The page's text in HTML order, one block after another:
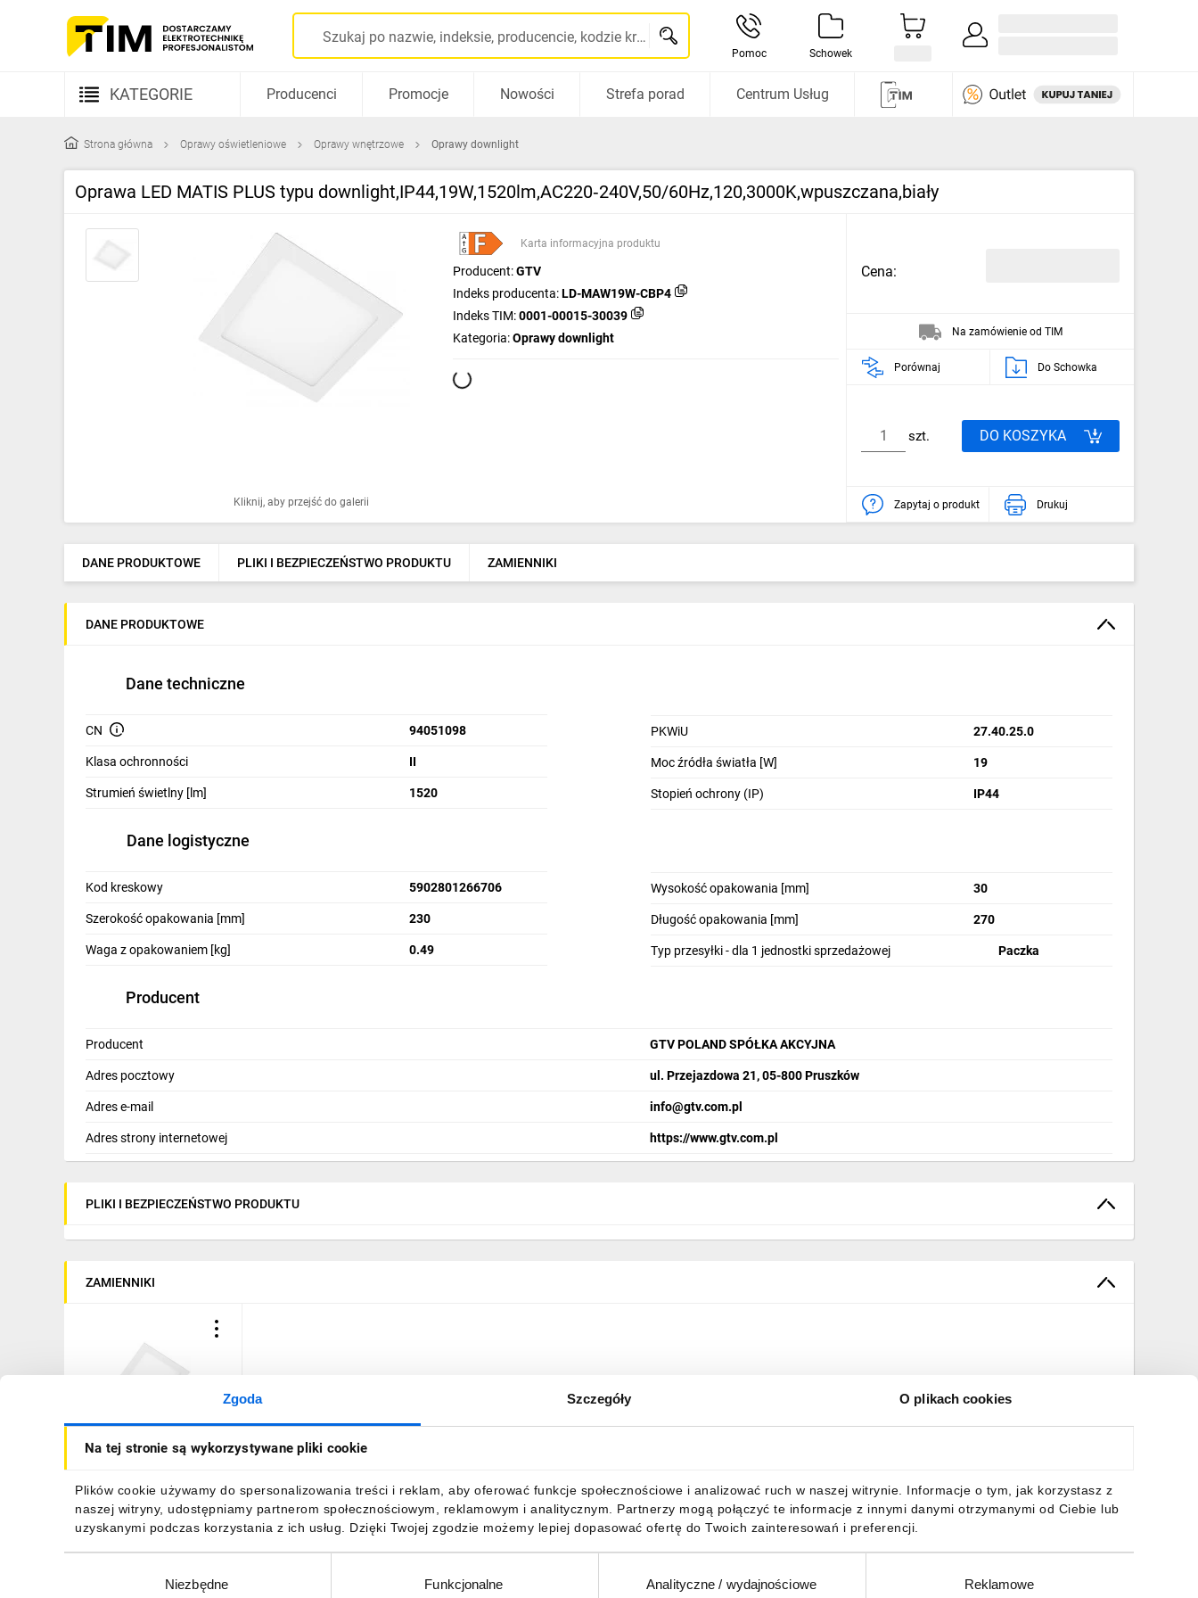
Zgoda Szczegóły O plikach cookies
Na tej stronie są wykorzystywane pliki cookie
Plików cookie używamy do spersonalizowania treści i reklam, aby oferować funkcje społecznościowe i analizować ruch w naszej witrynie. Informacje o tym, jak korzystasz z
naszej witryny, udostępniamy partnerom społecznościowym, reklamowym i analitycznym. Partnerzy mogą połączyć te informacje z innymi danymi otrzymanymi od Ciebie lub
uzyskanymi podczas korzystania z ich usług. Dzięki Twojej zgodzie możemy lepiej dopasować ofertę do Twoich zainteresowań i preferencji.
Niezbędne Funkcjonalne Analityczne / wydajnościowe Reklamowe
Szukaj po nazwie, indeksie, producencie, kodzie kreskowym...
Pomoc Schowek
KATEGORIE
Kable i przewody
Rozdzielnice i obudowy
Ogrzewanie
Elektronarzędzia i mierniki
Dom i ogród
Odzież ochronna i BHP
Inne
Budowa i Remont
Elektronika
Smart home
Producenci Promocje Nowości Strefa porad Centrum Usług
Strona główna Oprawy oświetleniowe Oprawy wnętrzowe Oprawy downlight
Oprawa LED MATIS PLUS typu downlight,IP44,19W,1520lm,AC220‑240V,50/60Hz,120,3000K,wpuszczana,biały
Kliknij, aby przejść do galerii
Karta informacyjna produktu
Producent:GTV
Indeks producenta:LD-MAW19W-CBP4
Indeks TIM:0001-00015-30039
Kategoria:Oprawy downlight
Cena:
Na zamówienie od TIM
Porównaj Do Schowka
szt. DO KOSZYKA
Zapytaj o produkt Drukuj
DANE PRODUKTOWE PLIKI I BEZPIECZEŃSTWO PRODUKTU ZAMIENNIKI
DANE PRODUKTOWE
Dane techniczne
CN 94051098
Klasa ochronności II
Strumień świetlny [lm] 1520
PKWiU 27.40.25.0
Moc źródła światła [W] 19
Stopień ochrony (IP) IP44
Dane logistyczne
Kod kreskowy 5902801266706
Szerokość opakowania [mm] 230
Waga z opakowaniem [kg] 0.49
Wysokość opakowania [mm] 30
Długość opakowania [mm] 270
Typ przesyłki - dla 1 jednostki sprzedażowej Paczka
Producent
Producent GTV POLAND SPÓŁKA AKCYJNA
Adres pocztowy ul. Przejazdowa 21, 05-800 Pruszków
Adres e-mail info­@gtv.com.pl
Adres strony internetowej https://www.gtv.com.pl
PLIKI I BEZPIECZEŃSTWO PRODUKTU
ZAMIENNIKI
Oprawa LED MATIS PLUS
typu
240V,50/60Hz,120,4000K,wpuszczana,biały
38,70 złbrutto